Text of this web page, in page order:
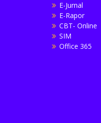
E-Jurnal
E-Rapor
CBT- Online
SIM
Office 365